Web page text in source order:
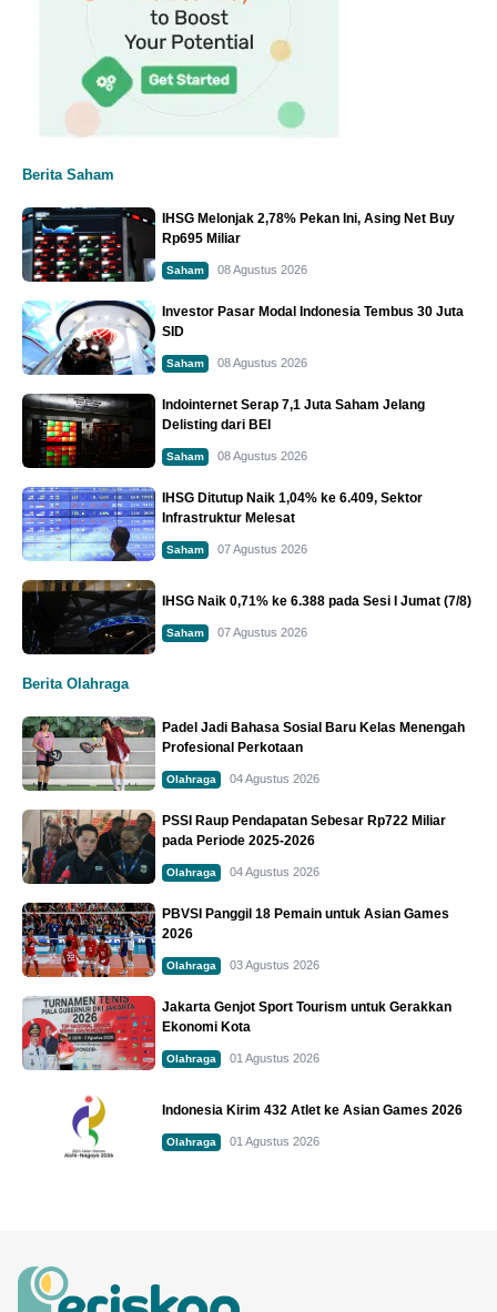
Berita Saham
IHSG Melonjak 2,78% Pekan Ini, Asing Net Buy
Rp695 Miliar
Saham 08 Agustus 2026
Investor Pasar Modal Indonesia Tembus 30 Juta
SID
Saham 08 Agustus 2026
Indointernet Serap 7,1 Juta Saham Jelang
Delisting dari BEI
Saham 08 Agustus 2026
IHSG Ditutup Naik 1,04% ke 6.409, Sektor
Infrastruktur Melesat
Saham 07 Agustus 2026
IHSG Naik 0,71% ke 6.388 pada Sesi I Jumat (7/8)
Saham 07 Agustus 2026
Berita Olahraga
Padel Jadi Bahasa Sosial Baru Kelas Menengah
Profesional Perkotaan
Olahraga 04 Agustus 2026
PSSI Raup Pendapatan Sebesar Rp722 Miliar
pada Periode 2025-2026
Olahraga 04 Agustus 2026
PBVSI Panggil 18 Pemain untuk Asian Games
2026
Olahraga 03 Agustus 2026
Jakarta Genjot Sport Tourism untuk Gerakkan
Ekonomi Kota
Olahraga 01 Agustus 2026
Indonesia Kirim 432 Atlet ke Asian Games 2026
Olahraga 01 Agustus 2026